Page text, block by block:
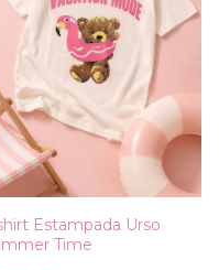
Estampada Urso
Time